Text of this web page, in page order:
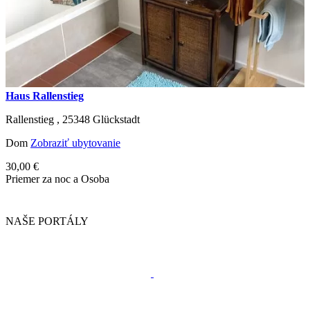
Haus Rallenstieg
Rallenstieg , 25348 Glückstadt
Dom Zobraziť ubytovanie
30,00 €
Priemer za noc a Osoba
NAŠE PORTÁLY